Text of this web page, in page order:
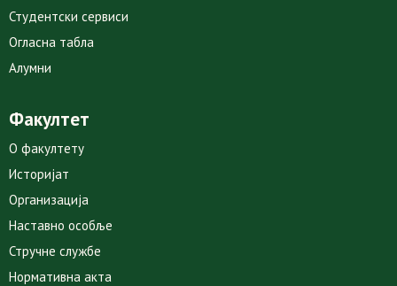
Студентски сервиси
Огласна табла
Алумни
Факултет
О факултету
Историјат
Организација
Наставно особље
Стручне службе
Нормативна акта